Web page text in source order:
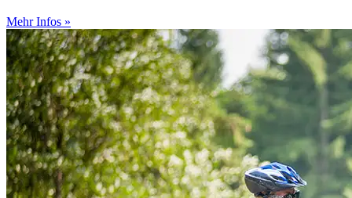
Mehr Infos »